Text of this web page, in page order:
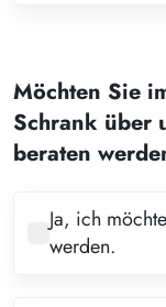
3
4
6
7
Möchten Sie
Schrank über
beraten
Ja, ich
werden.